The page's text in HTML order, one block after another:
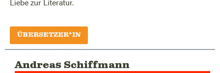
ÜBERSETZER*IN
Andreas Schiffmann